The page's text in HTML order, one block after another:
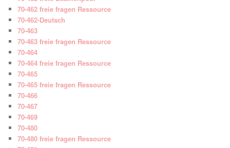
70-462 freie fragen Ressource
70-462-Deutsch
70-463
70-463 freie fragen Ressource
70-464
70-464 freie fragen Ressource
70-465
70-465 freie fragen Ressource
70-466
70-467
70-469
70-480
70-480 freie fragen Ressource